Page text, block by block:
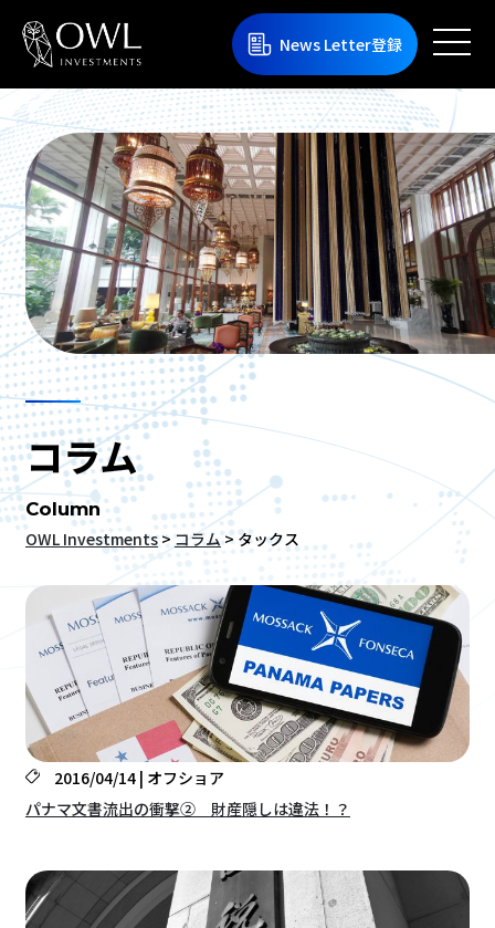
News Letter登録
コラム
Column
OWL Investments> コラム> タックス
2016/04/14 | オフショア
パナマ文書流出の衝撃② 財産隠しは違法！？